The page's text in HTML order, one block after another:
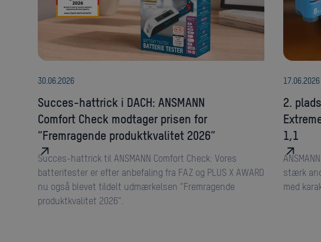
30.06.2026
Succes-hattrick i DACH: ANSMANN
Comfort Check modtager prisen for
”Fremragende produktkvalitet 2026”
Succes-hattrick til ANSMANN Comfort Check: Vores
batteritester er efter anbefaling fra FAZ og PLUS X AWARD
nu også blevet tildelt udmærkelsen ”Fremragende
produktkvalitet 2026”.
17.06.2026
2. plads i laboratorietest: ANSMANN
1,1
stærk
med